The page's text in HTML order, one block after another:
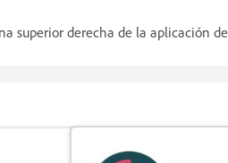
superior derecha de la aplicación